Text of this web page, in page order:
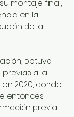
montaje final,
en la
de la
obtuvo
a la
2020, donde
entonces
previa